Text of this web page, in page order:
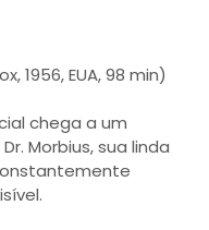
1956, EUA, 98 min)
chega a um
Morbius, sua linda